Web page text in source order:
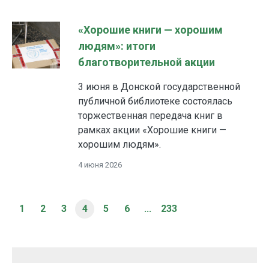
«Хорошие книги — хорошим
людям»: итоги
благотворительной акции
3 июня в Донской государственной
публичной библиотеке состоялась
торжественная передача книг в
рамках акции «Хорошие книги —
хорошим людям».
4 июня 2026
1 2 3 4 5 6 ... 233